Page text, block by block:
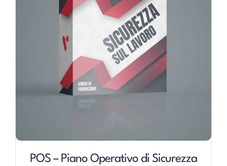
POS – Piano Operativo di Sicurezza